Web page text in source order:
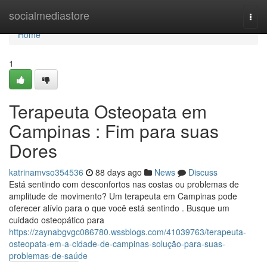
socialmediastore
Home
Home
1
Terapeuta Osteopata em
Campinas : Fim para suas
Dores
katrinamvso354536 88 days ago News
Discuss
Está sentindo com desconfortos nas costas ou problemas de
amplitude de movimento? Um terapeuta em Campinas pode
oferecer alívio para o que você está sentindo . Busque um
cuidado osteopático para
https://zaynabgvgc086780.wssblogs.com/41039763/terapeuta-
osteopata-em-a-cidade-de-campinas-solução-para-suas-
problemas-de-saúde